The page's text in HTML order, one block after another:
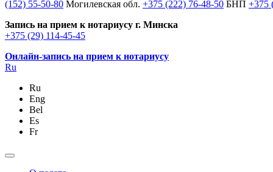
(152) 55-50-80 Могилевская обл. +375 (222) 76-48-50 БНП +375
Запись на прием к нотариусу г. Минска
+375 (29) 114-45-45
Онлайн-запись на прием к нотариусу
Ru
Ru
Eng
Bel
Es
Fr